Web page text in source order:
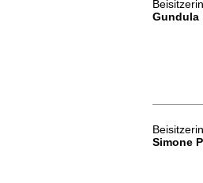
Beisitzerin
Gundula
Beisitzerin
Simone